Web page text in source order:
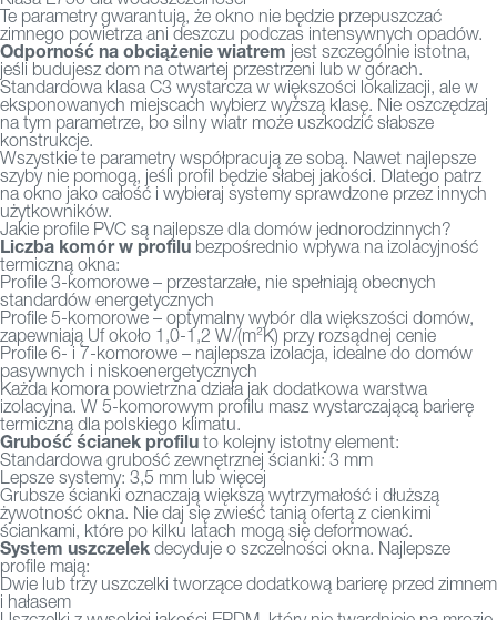
Te parametry gwarantują, że okno nie będzie przepuszczać
zimnego powietrza ani deszczu podczas intensywnych opadów.
Odporność na obciążenie wiatrem jest szczególnie istotna,
jeśli budujesz dom na otwartej przestrzeni lub w górach.
Standardowa klasa C3 wystarcza w większości lokalizacji, ale w
eksponowanych miejscach wybierz wyższą klasę. Nie oszczędzaj
na tym parametrze, bo silny wiatr może uszkodzić słabsze
konstrukcje.
Wszystkie te parametry współpracują ze sobą. Nawet najlepsze
szyby nie pomogą, jeśli profil będzie słabej jakości. Dlatego patrz
na okno jako całość i wybieraj systemy sprawdzone przez innych
użytkowników.
Jakie profile PVC są najlepsze dla domów jednorodzinnych?
Liczba komór w profilu bezpośrednio wpływa na izolacyjność
termiczną okna:
Profile 3-komorowe – przestarzałe, nie spełniają obecnych
standardów energetycznych
Profile 5-komorowe – optymalny wybór dla większości domów,
zapewniają Uf około 1,0-1,2 W/(m²K) przy rozsądnej cenie
Profile 6- i 7-komorowe – najlepsza izolacja, idealne do domów
pasywnych i niskoenergetycznych
Każda komora powietrzna działa jak dodatkowa warstwa
izolacyjna. W 5-komorowym profilu masz wystarczającą barierę
termiczną dla polskiego klimatu.
Grubość ścianek profilu to kolejny istotny element:
Standardowa grubość zewnętrznej ścianki: 3 mm
Lepsze systemy: 3,5 mm lub więcej
Grubsze ścianki oznaczają większą wytrzymałość i dłuższą
żywotność okna. Nie daj się zwieść tanią ofertą z cienkimi
ściankami, które po kilku latach mogą się deformować.
System uszczelek decyduje o szczelności okna. Najlepsze
profile mają:
Dwie lub trzy uszczelki tworzące dodatkową barierę przed zimnem
i hałasem